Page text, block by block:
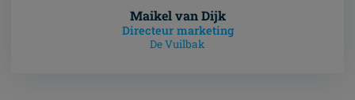
Maikel van Dijk
Directeur marketing
De Vuilbak